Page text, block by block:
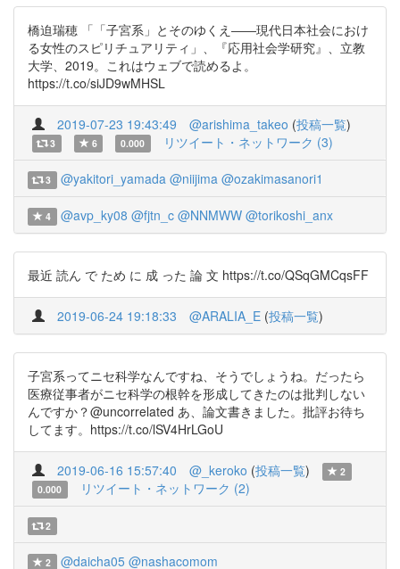
橋迫瑞穂 「「子宮系」とそのゆくえ――現代日本社会におけ
る女性のスピリチュアリティ」、『応用社会学研究』、立教
大学、2019。これはウェブで読めるよ。
https://t.co/siJD9wMHSL
2019-07-23 19:43:49 @arishima_takeo (投稿一覧)
3 6 0.000 リツイート・ネットワーク (3)
3 @yakitori_yamada @niijima @ozakimasanori1
4 @avp_ky08 @fjtn_c @NNMWW @torikoshi_anx
最近 読ん で ため に 成 った 論 文 https://t.co/QSqGMCqsFF
2019-06-24 19:18:33 @ARALIA_E (投稿一覧)
子宮系ってニセ科学なんですね、そうでしょうね。だったら
医療従事者がニセ科学の根幹を形成してきたのは批判しない
んですか？@uncorrelated あ、論文書きました。批評お待ち
してます。https://t.co/lSV4HrLGoU
2019-06-16 15:57:40 @_keroko (投稿一覧)
2
0.000
リツイート・ネットワーク (2)
2
2 @daicha05 @nashacomom